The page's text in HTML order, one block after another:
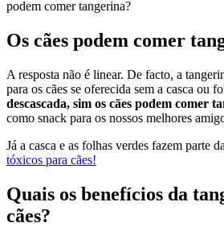
podem comer tangerina?
Os cães podem comer
A resposta não é linear. De facto, a
para os cães se oferecida sem a casca ou
descascada, sim os cães podem comer
como snack para os nossos melhores
Já a casca e as folhas verdes fazem parte
tóxicos para cães!
Quais os benefícios da
cães?